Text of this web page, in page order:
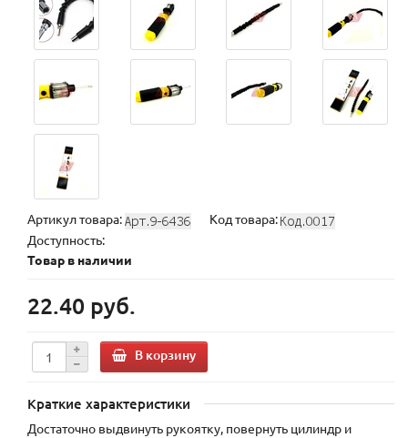
Артикул товара:
Код товара:
Доступность:
Товар в наличии
22.40 руб.
В корзину
Краткие характеристики
Достаточно выдвинуть рукоятку, повернуть цилиндр и